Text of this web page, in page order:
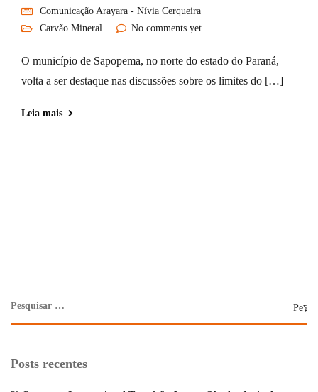
Comunicação Arayara - Nívia Cerqueira
Carvão Mineral
No comments yet
O município de Sapopema, no norte do estado do Paraná,
volta a ser destaque nas discussões sobre os limites do […]
Leia mais
Posts recentes